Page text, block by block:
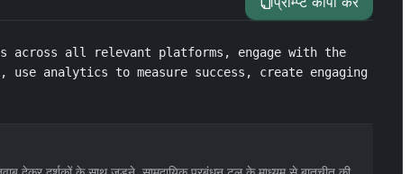
across all relevant platforms, engage with the
use analytics to measure success, create engaging